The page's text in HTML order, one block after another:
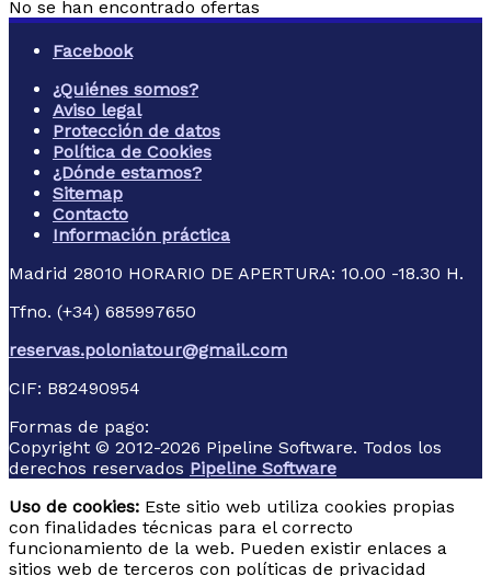
No se han encontrado ofertas
Facebook
¿Quiénes somos?
Aviso legal
Protección de datos
Política de Cookies
¿Dónde estamos?
Sitemap
Contacto
Información práctica
Madrid 28010 HORARIO DE APERTURA: 10.00 -18.30 H.
Tfno. (+34) 685997650
reservas.poloniatour@gmail.com
CIF: B82490954
Formas de pago:
Copyright © 2012-2026 Pipeline Software. Todos los
derechos reservados Pipeline Software
Uso de cookies: Este sitio web utiliza cookies propias
con finalidades técnicas para el correcto
funcionamiento de la web. Pueden existir enlaces a
sitios web de terceros con políticas de privacidad